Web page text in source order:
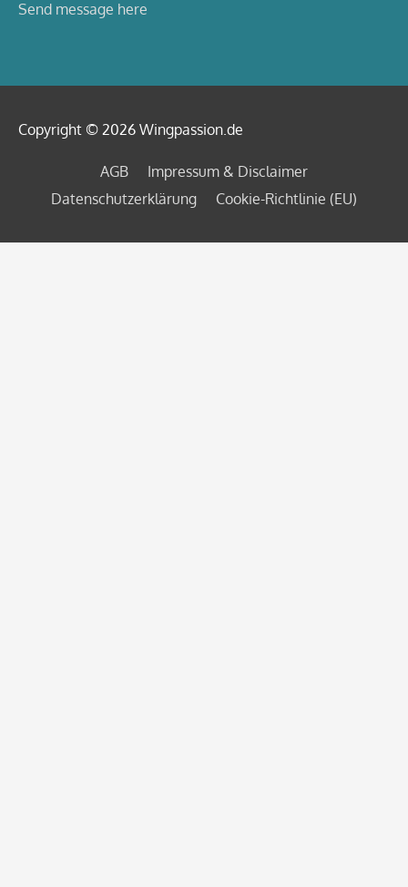
Send message here
Copyright © 2026Wingpassion.de
AGB
Impressum & Disclaimer
Datenschutzerklärung
Cookie-Richtlinie (EU)